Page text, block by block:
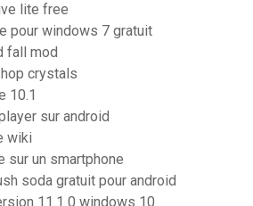
lite free
pour windows 7 gratuit
fall mod
crystals
10.1
sur android
wiki
sur un smartphone
soda gratuit pour android
11.1 0 windows 10